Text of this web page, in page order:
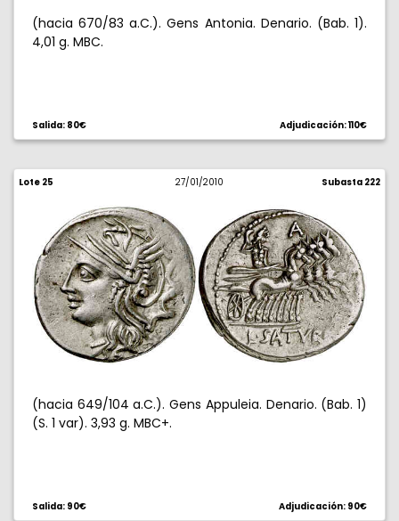
(hacia 670/83 a.C.). Gens Antonia. Denario. (Bab. 1).
4,01 g. MBC.
Salida: 80€ Adjudicación: 110€
Lote 25 27/01/2010 Subasta 222
(hacia 649/104 a.C.). Gens Appuleia. Denario. (Bab. 1)
(S. 1 var). 3,93 g. MBC+.
Salida: 90€ Adjudicación: 90€